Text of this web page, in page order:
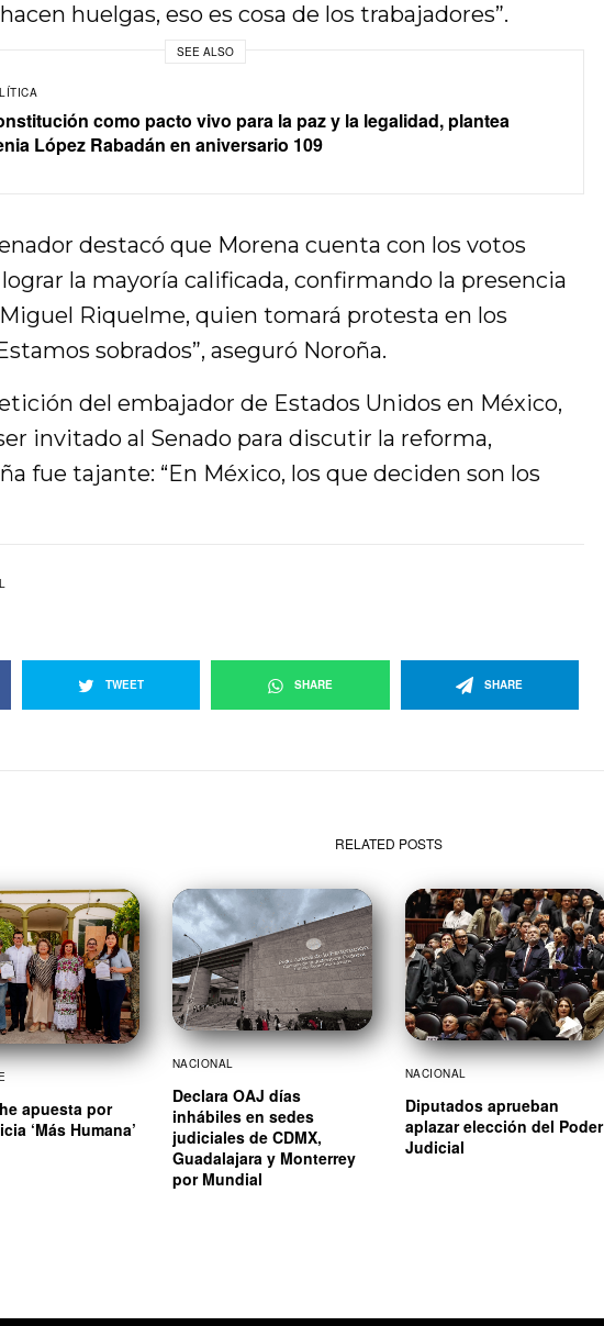
huelgas, eso es cosa de los trabajadores”.
SEE ALSO
como pacto vivo para la paz y la legalidad, plantea
López Rabadán en aniversario 109
destacó que Morena cuenta con los votos
la mayoría calificada, confirmando la presencia
Riquelme, quien tomará protesta en los
sobrados”, aseguró Noroña.
del embajador de Estados Unidos en México,
invitado al Senado para discutir la reforma,
fue tajante: “En México, los que deciden son los
TWEET SHARE SHARE
RELATED POSTS
apuesta por
‘Más Humana’
NACIONAL
Declara OAJ días
inhábiles en sedes
judiciales de CDMX,
Guadalajara y Monterrey
por Mundial
NACIONAL
Diputados aprueban
aplazar elección del Poder
Judicial